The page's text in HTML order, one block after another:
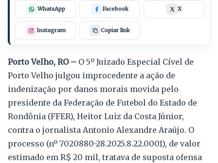
WhatsApp Facebook X
Instagram Copiar link
Porto Velho, RO – O 5º Juizado Especial Cível de
Porto Velho julgou improcedente a ação de
indenização por danos morais movida pelo
presidente da Federação de Futebol do Estado de
Rondônia (FFER), Heitor Luiz da Costa Júnior,
contra o jornalista Antonio Alexandre Araújo. O
processo (nº 7020880-28.2025.8.22.0001), de valor
estimado em R$ 20 mil, tratava de suposta ofensa